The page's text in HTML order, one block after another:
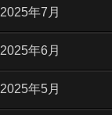
2025年7月
2025年6月
2025年5月